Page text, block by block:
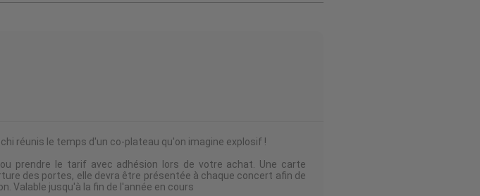
réunis le temps d'un co-plateau qu'on imagine explosif !
ou prendre le tarif avec adhésion lors de votre achat. Une carte
des portes, elle devra être présentée à chaque concert afin de
Valable jusqu'à la fin de l'année en cours